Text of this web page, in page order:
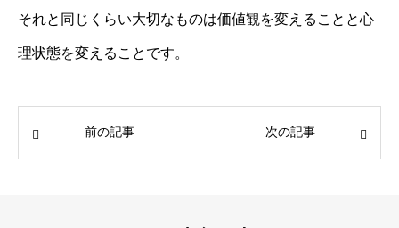
それと同じくらい大切なものは価値観を変えることと心
理状態を変えることです。
前の記事 次の記事